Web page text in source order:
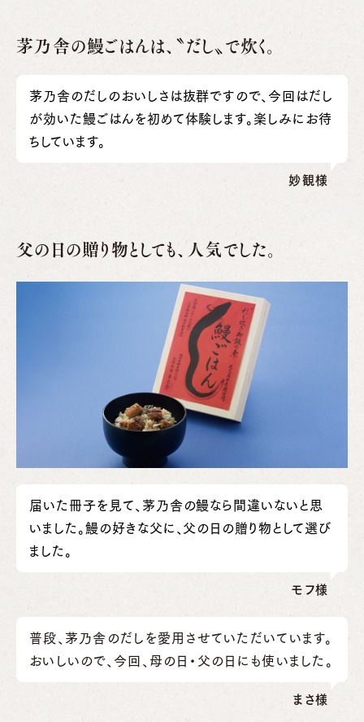
茅乃舎の鰻ごはんは、〝だし〟で炊く。
茅乃舎のだしのおいしさは抜群ですので、今回はだし
が効いた鰻ごはんを初めて体験します。楽しみにお待
ちしています。
妙観様
父の日の贈り物としても、人気でした。
届いた冊子を見て、茅乃舎の鰻なら間違いないと思
いました。鰻の好きな父に、父の日の贈り物として選び
ました。
モフ様
普段、茅乃舎のだしを愛用させていただいています。
おいしいので、今回、母の日・父の日にも使いました。
まさ様